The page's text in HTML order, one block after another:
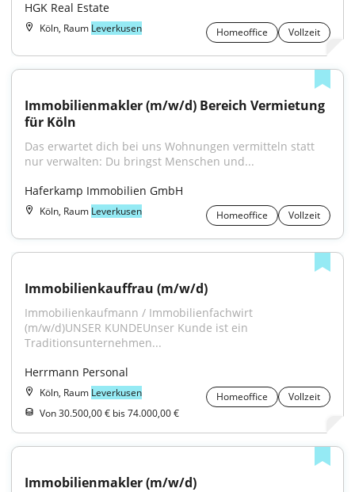
HGK Real Estate
Köln, Raum Leverkusen Homeoffice Vollzeit
Immobilienmakler (m/w/d) Bereich Vermietung
für Köln
Das erwartet dich bei uns Wohnungen vermitteln statt
nur verwalten: Du bringst Menschen und...
Haferkamp Immobilien GmbH
Köln, Raum Leverkusen Homeoffice Vollzeit
Immobilienkauffrau (m/w/d)
Immobilienkaufmann / Immobilienfachwirt
(m/w/d)UNSER KUNDEUnser Kunde ist ein
Traditionsunternehmen...
Herrmann Personal
Köln, Raum Leverkusen Homeoffice
Vollzeit
Von 30.500,00 € bis 74.000,00 €
Immobilienmakler (m/w/d)